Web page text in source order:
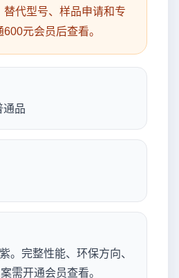
代型号、样品申请和专
元会员后查看。
通品
。完整性能、环保方向、
需开通会员查看。